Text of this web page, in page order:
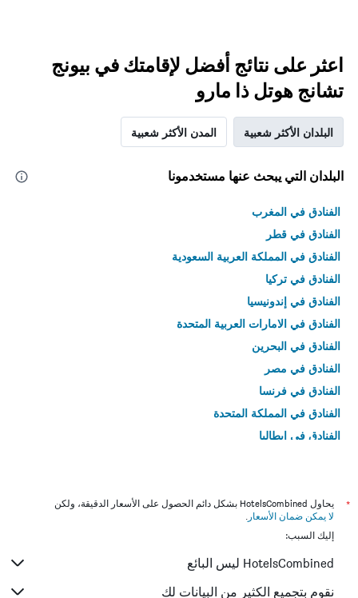
اعثر على نتائج أفضل لإقامتك في بيونج
تشانج هوتل ذا مارو
البلدان الأكثر شعبية المدن الأكثر شعبية
البلدان التي يبحث عنها مستخدمونا
الفنادق في المغرب
الفنادق في قطر
الفنادق في المملكة العربية السعودية
الفنادق في تركيا
الفنادق في إندونيسيا
الفنادق في الامارات العربية المتحدة
الفنادق في البحرين
الفنادق في مصر
الفنادق في فرنسا
الفنادق في المملكة المتحدة
الفنادق في إيطاليا
*
يحاول HotelsCombined بشكل دائم الحصول على الأسعار الدقيقة، ولكن
لا يمكن ضمان الأسعار .
إليك السبب:
HotelsCombined ليس البائع
نقوم بتجميع الكثير من البيانات لك